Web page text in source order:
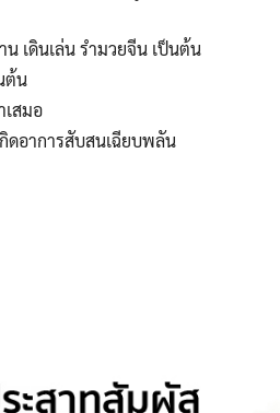
เดินเล่น รำมวยจีน เป็นต้น
ต้น
สมอ
ดอาการสับสนเฉียบพลัน